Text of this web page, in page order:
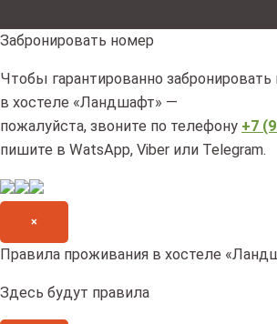
Забронировать номер
Чтобы гарантированно забронировать
в хостеле «Ландшафт» —
пожалуйста, звоните по телефону +7
пишите в WatsApp, Viber или Telegram.
×
Правила проживания в хостеле
Здесь будут правила